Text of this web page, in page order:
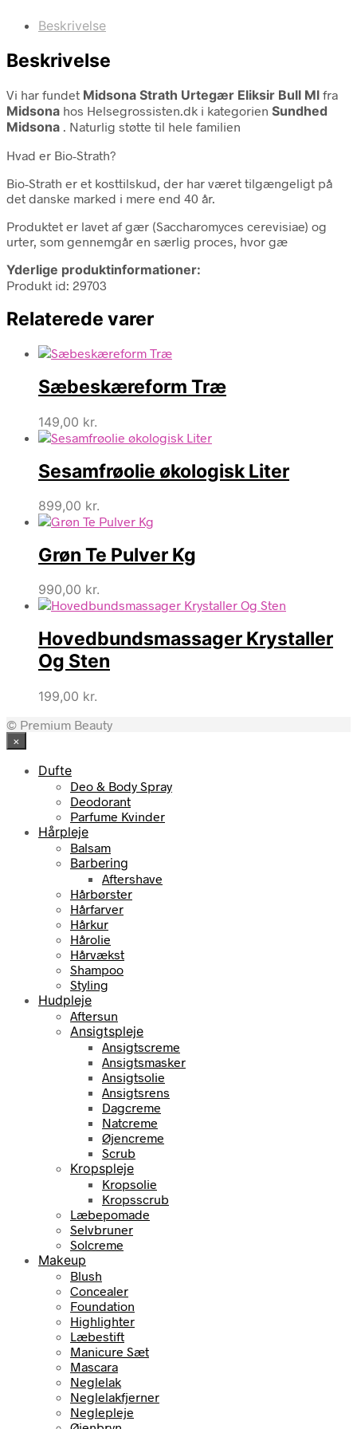
Beskrivelse
Beskrivelse
Vi har fundet Midsona Strath Urtegær Eliksir Bull Ml fra
Midsona hos Helsegrossisten.dk i kategorien Sundhed
Midsona . Naturlig støtte til hele familien
Hvad er Bio-Strath?
Bio-Strath er et kosttilskud, der har været tilgængeligt på
det danske marked i mere end 40 år.
Produktet er lavet af gær (Saccharomyces cerevisiae) og
urter, som gennemgår en særlig proces, hvor gæ
Yderlige produktinformationer:
Produkt id: 29703
Relaterede varer
Sæbeskæreform Træ
149,00 kr.
Sesamfrøolie økologisk Liter
899,00 kr.
Grøn Te Pulver Kg
990,00 kr.
Hovedbundsmassager Krystaller
Og Sten
199,00 kr.
© Premium Beauty
×
Dufte
Deo & Body Spray
Deodorant
Parfume Kvinder
Hårpleje
Balsam
Barbering
Aftershave
Hårbørster
Hårfarver
Hårkur
Hårolie
Hårvækst
Shampoo
Styling
Hudpleje
Aftersun
Ansigtspleje
Ansigtscreme
Ansigtsmasker
Ansigtsolie
Ansigtsrens
Dagcreme
Natcreme
Øjencreme
Scrub
Kropspleje
Kropsolie
Kropsscrub
Læbepomade
Selvbruner
Solcreme
Makeup
Blush
Concealer
Foundation
Highlighter
Læbestift
Manicure Sæt
Mascara
Neglelak
Neglelakfjerner
Neglepleje